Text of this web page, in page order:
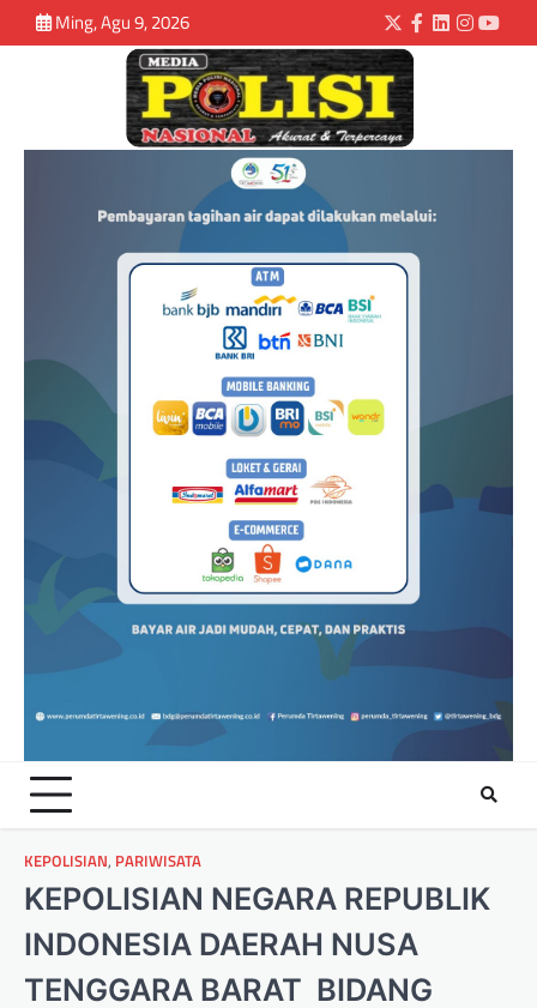
Ming, Agu 9, 2026
KEPOLISIAN, PARIWISATA
KEPOLISIAN NEGARA REPUBLIK
INDONESIA DAERAH NUSA
TENGGARA BARAT BIDANG